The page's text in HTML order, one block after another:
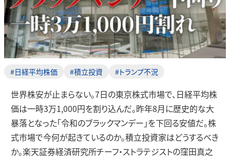
#日経平均株価 #積立投資 #トランプ不況
世界株安が止まらない。7日の東京株式市場で、日経平均株
価は一時3万1,000円を割り込んだ。昨年8月に歴史的な大
暴落となった「令和のブラックマンデー」を下回る安値だ。株
式市場で今何が起きているのか。積立投資家はどうするべき
か。楽天証券経済研究所チーフ・ストラテジストの窪田真之